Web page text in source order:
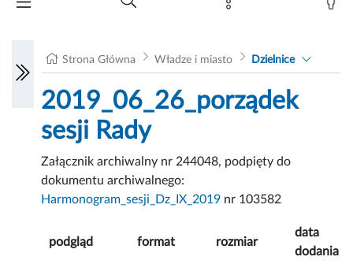
Strona Główna Władze i miasto Dzielnice
2019_06_26_porządek
sesji Rady
Załącznik archiwalny nr 244048, podpięty do
dokumentu archiwalnego:
Harmonogram_sesji_Dz_IX_2019 nr 103582
podgląd format rozmiar
data
dodania